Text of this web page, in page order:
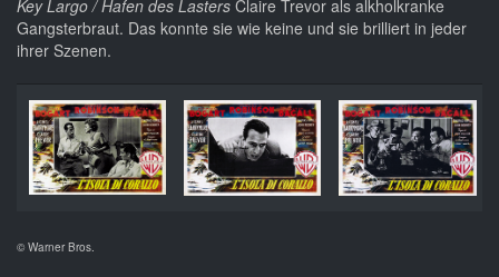
Key Largo / Hafen des Lasters Claire Trevor als alkholkranke
Gangsterbraut. Das konnte sie wie keine und sie brilliert in jeder
ihrer Szenen.
© Warner Bros.